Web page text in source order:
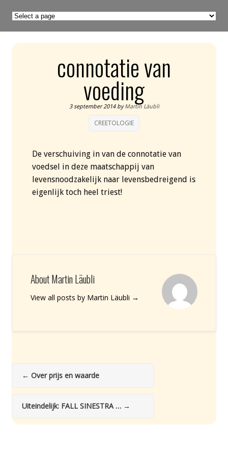
connotatie van
voeding
3 september 2014byMartin Läubli
CREETOLOGIE
De verschuiving in van de connotatie van
voedsel in deze maatschappij van
levensnoodzakelijk naar levensbedreigend is
eigenlijk toch heel triest!
About Martin Läubli
View all posts by Martin Läubli →
← Over prijs en waarde
Uiteindelijk: FALL SINESTRA … →